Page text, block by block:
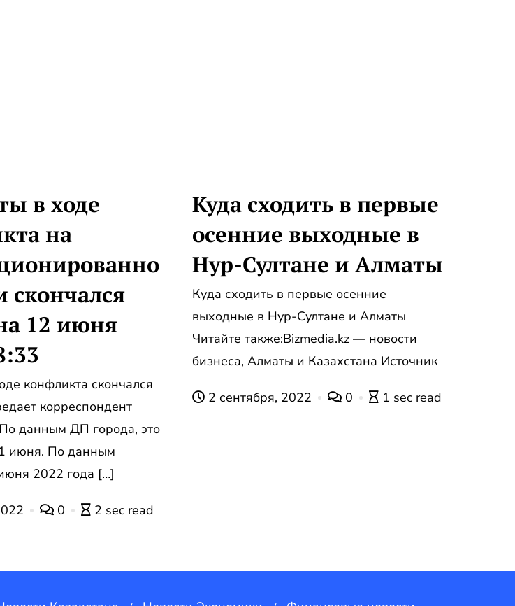
в ходе
на
скончался
12 июня
конфликта скончался
корреспондент
данным ДП города, это
июня. По данным
2022 года […]
0 2 sec read
Куда сходить в первые
осенние выходные в
Нур-Султане и Алматы
Куда сходить в первые осенние
выходные в Нур-Султане и Алматы
Читайте также:Bizmedia.kz — новости
бизнеса, Алматы и Казахстана Источник
2 сентября, 2022 0 1 sec read